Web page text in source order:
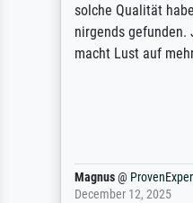
angekündigte
letztlich sogar
Qualität des Papiers
Dr.@ProvenExpert
February 3, 2026